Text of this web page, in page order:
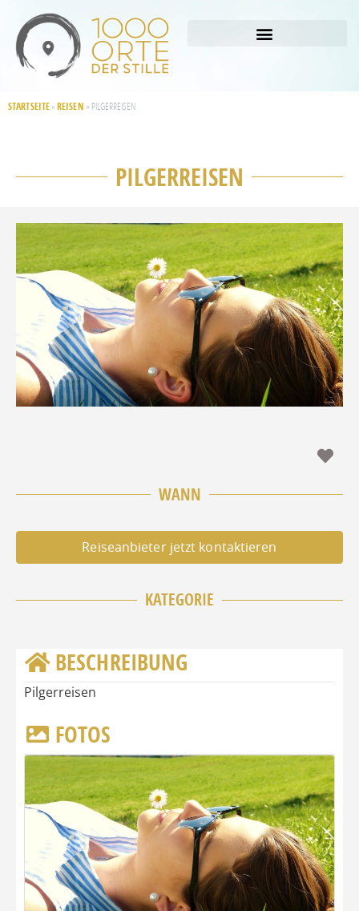
STARTSEITE » REISEN » PILGERREISEN
PILGERREISEN
WANN
Reiseanbieter jetzt kontaktieren
KATEGORIE
BESCHREIBUNG
Pilgerreisen
FOTOS